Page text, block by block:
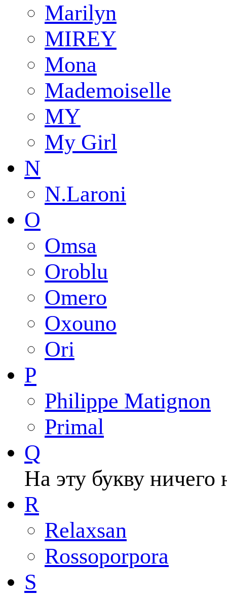
Marilyn
MIREY
Mona
Mademoiselle
MY
My Girl
N
N.Laroni
O
Omsa
Oroblu
Omero
Oxouno
Ori
P
Philippe Matignon
Primal
Q
На эту букву ничего
R
Relaxsan
Rossoporpora
S